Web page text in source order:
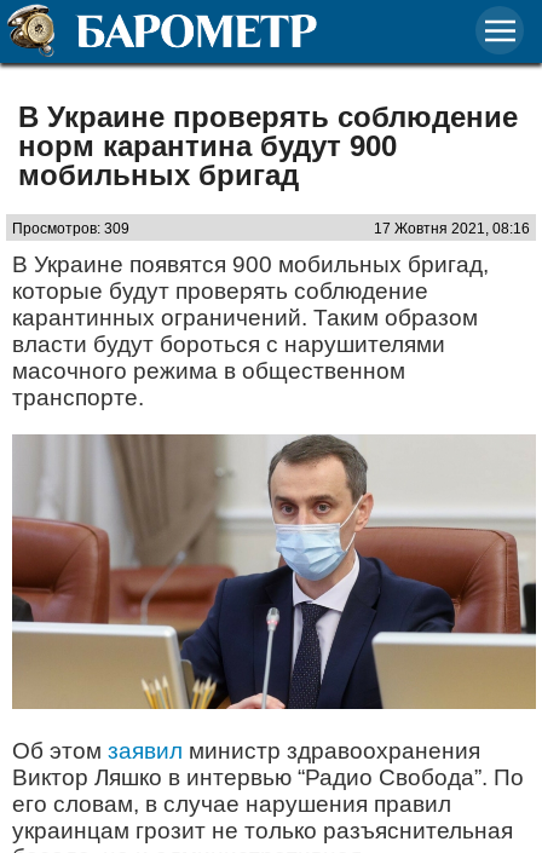
В Украине проверять соблюдение
норм карантина будут 900
мобильных бригад
Просмотров: 309 17 Жовтня 2021, 08:16
В Украине появятся 900 мобильных бригад,
которые будут проверять соблюдение
карантинных ограничений. Таким образом
власти будут бороться с нарушителями
масочного режима в общественном
транспорте.
Об этом заявил министр здравоохранения
Виктор Ляшко в интервью “Радио Свобода”. По
его словам, в случае нарушения правил
украинцам грозит не только разъяснительная